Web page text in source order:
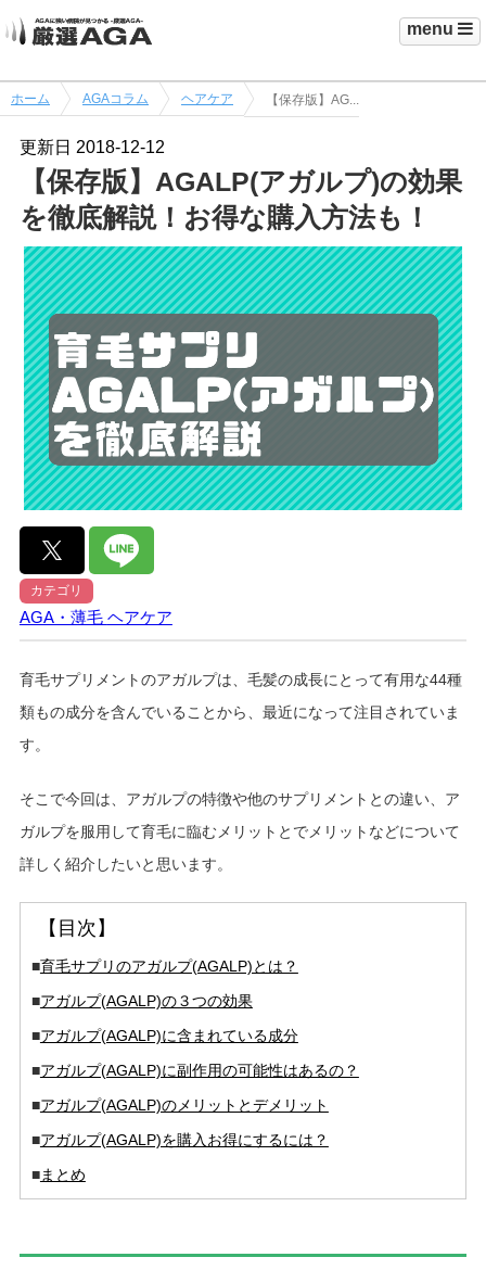
menu
ホーム AGAコラム ヘアケア 【保存版】AG...
更新日 2018-12-12
【保存版】AGALP(アガルプ)の効果
を徹底解説！お得な購入方法も！
カテゴリ
AGA・薄毛 ヘアケア
育毛サプリメントのアガルプは、毛髪の成長にとって有用な44種
類もの成分を含んでいることから、最近になって注目されていま
す。
そこで今回は、アガルプの特徴や他のサプリメントとの違い、ア
ガルプを服用して育毛に臨むメリットとでメリットなどについて
詳しく紹介したいと思います。
【目次】
■育毛サプリのアガルプ(AGALP)とは？
■アガルプ(AGALP)の３つの効果
■アガルプ(AGALP)に含まれている成分
■アガルプ(AGALP)に副作用の可能性はあるの？
■アガルプ(AGALP)のメリットとデメリット
■アガルプ(AGALP)を購入お得にするには？
■まとめ